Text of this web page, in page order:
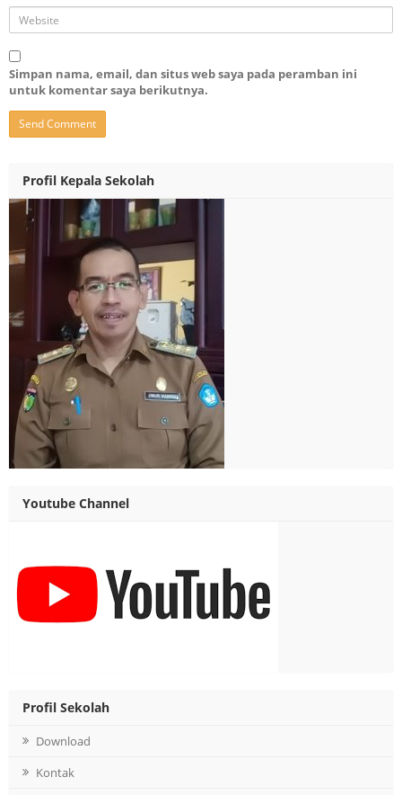
Simpan nama, email, dan situs web saya pada peramban ini
untuk komentar saya berikutnya.
Profil Kepala Sekolah
Youtube Channel
Profil Sekolah
Download
Kontak